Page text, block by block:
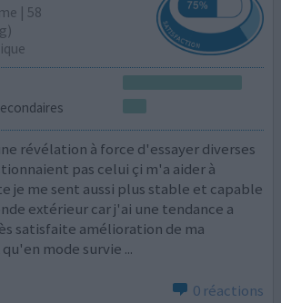
| 58
révélation à force d'essayer diverses
pas celui çi m'a aider à
je me sent aussi plus stable et capable
extérieur car j'ai une tendance a
satisfaite amélioration de ma
mode survie ...
0 réactions